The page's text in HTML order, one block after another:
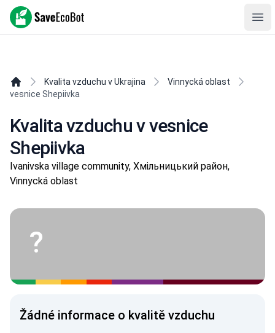
SaveEcoBot
Kvalita vzduchu v Ukrajina
Vinnycká oblast
vesnice Shepiivka
Kvalita vzduchu v vesnice
Shepiivka
Ivanivska village community, Хмільницький район,
Vinnycká oblast
?
Žádné informace o kvalitě vzduchu